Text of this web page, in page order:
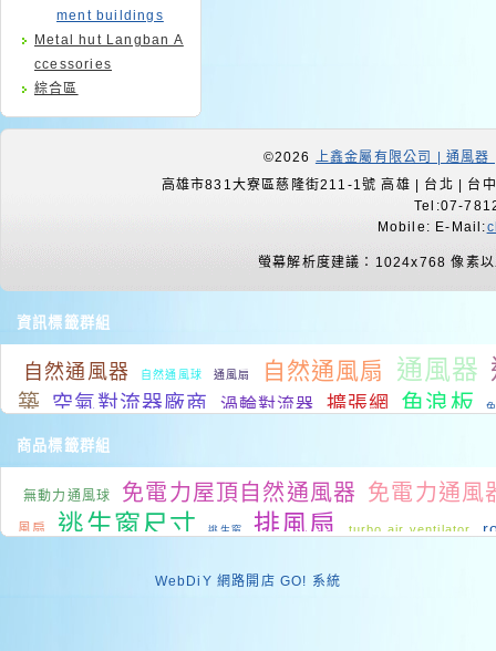
ment buildings
Metal hut Langban A
ccessories
綜合區
©2026 上鑫金屬有限公司 | 通風
高雄市831大寮區慈隆街211-1號 高雄 | 台北 | 台
Tel:07-
Mobile: E-Mail:
螢幕解析度建議：1024x768 像素
資訊標籤群組
自然通風器 自然通風球 通風扇 自然通風扇 通風器
築 空氣對流器廠商 渦輪對流器 擴張網 角浪板
屋頂降溫
降溫系統 降溫系統 排風扇型錄
降溫 工廠排熱 排風扇價格 房間降溫 工
商品標籤群組
無動力通風球 免電力屋頂自然通風器 免電力通風
風扇 逃生窗尺寸 逃生窗 排風扇 turbo air ventilator
掀式天窗 Bungalow Skylights
WebDiY 網路開店 GO! 系統